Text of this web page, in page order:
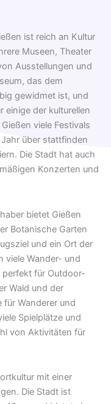
ist reich an Kultur
Museen, Theater
Ausstellungen und
das dem
gewidmet ist, und
einige der kulturellen
viele Festivals
über stattfinden
Die Stadt hat auch
Konzerten und
bietet Gießen
Botanische Garten
und ein Ort der
viele Wander- und
perfekt für Outdoor-
Wald und der
für Wanderer und
Spielplätze und
von Aktivitäten für
mit einer
Die Stadt ist